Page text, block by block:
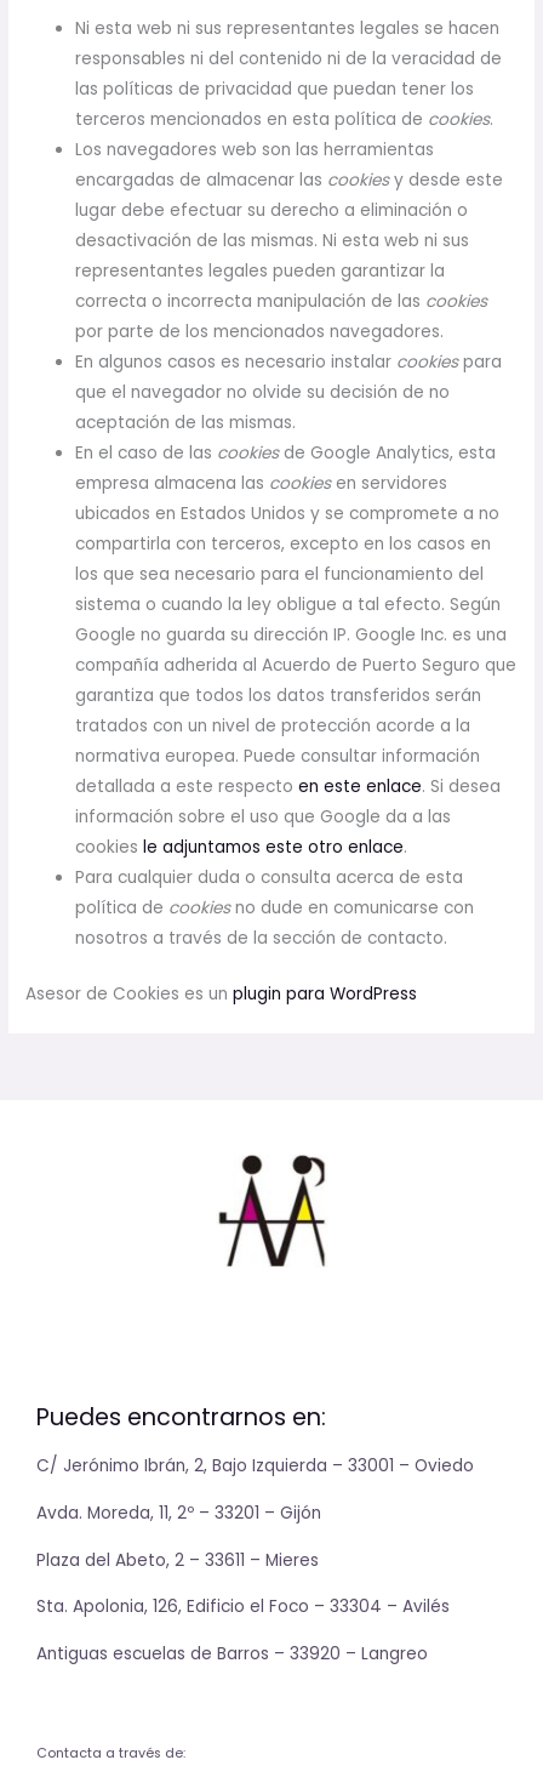
Ni esta web ni sus representantes legales se hacen
responsables ni del contenido ni de la veracidad de
las políticas de privacidad que puedan tener los
terceros mencionados en esta política de cookies.
Los navegadores web son las herramientas
encargadas de almacenar las cookiesy desde este
lugar debe efectuar su derecho a eliminación o
desactivación de las mismas. Ni esta web ni sus
representantes legales pueden garantizar la
correcta o incorrecta manipulación de las cookies
por parte de los mencionados navegadores.
En algunos casos es necesario instalar cookiespara
que el navegador no olvide su decisión de no
aceptación de las mismas.
En el caso de las cookiesde Google Analytics, esta
empresa almacena las cookiesen servidores
ubicados en Estados Unidos y se compromete a no
compartirla con terceros, excepto en los casos en
los que sea necesario para el funcionamiento del
sistema o cuando la ley obligue a tal efecto. Según
Google no guarda su dirección IP. Google Inc. es una
compañía adherida al Acuerdo de Puerto Seguro que
garantiza que todos los datos transferidos serán
tratados con un nivel de protección acorde a la
normativa europea. Puede consultar información
detallada a este respectoen este enlace. Si desea
información sobre el uso que Google da a las
cookiesle adjuntamos este otro enlace.
Para cualquier duda o consulta acerca de esta
política de cookiesno dude en comunicarse con
nosotros a través de la sección de contacto.
Asesor de Cookies es unplugin para WordPress
Puedes encontrarnos en:
C/ Jerónimo Ibrán, 2, Bajo Izquierda – 33001 – Oviedo
Avda. Moreda, 11, 2º – 33201 – Gijón
Plaza del Abeto, 2 – 33611 – Mieres
Sta. Apolonia, 126, Edificio el Foco – 33304 – Avilés
Antiguas escuelas de Barros – 33920 – Langreo
Contacta a través de: